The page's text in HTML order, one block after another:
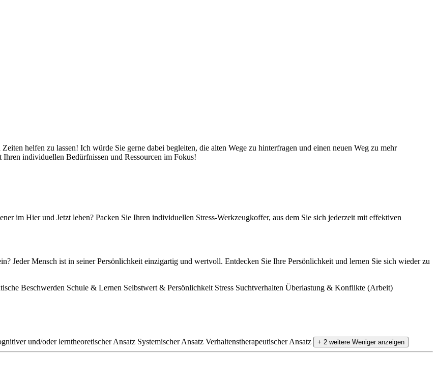
helfen zu lassen! Ich würde Sie gerne dabei begleiten, die alten Wege zu hinterfragen und einen neuen Weg zu mehr
individuellen Bedürfnissen und Ressourcen im Fokus!
im Hier und Jetzt leben? Packen Sie Ihren individuellen Stress-Werkzeugkoffer, aus dem Sie sich jederzeit mit effektiven
Jeder Mensch ist in seiner Persönlichkeit einzigartig und wertvoll. Entdecken Sie Ihre Persönlichkeit und lernen Sie sich wieder zu
Beschwerden Schule & Lernen Selbstwert & Persönlichkeit Stress Suchtverhalten Überlastung & Konflikte (Arbeit)
und/oder lerntheoretischer Ansatz Systemischer Ansatz Verhaltenstherapeutischer Ansatz + 2 weitere Weniger anzeigen